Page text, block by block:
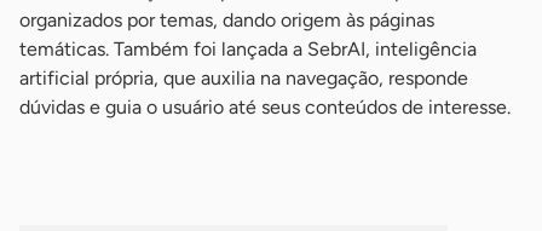
organizados por temas, dando origem às páginas
temáticas. Também foi lançada a SebrAI, inteligência
artificial própria, que auxilia na navegação, responde
dúvidas e guia o usuário até seus conteúdos de interesse.